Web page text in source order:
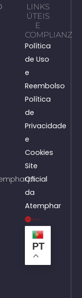
LINKS
ÚTEIS
E
COMPLIANZ
Política
de Uso
e
Reembolso
Política
de
Privacidade
e
Cookies
Site
Oficial
da
Atemphar
PT